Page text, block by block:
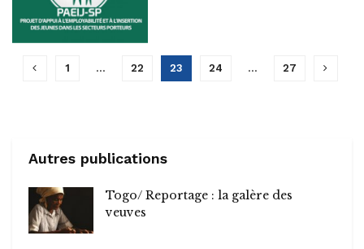
1 … 22 23 24 … 27
Autres publications
Togo/ Reportage : la galère des
veuves